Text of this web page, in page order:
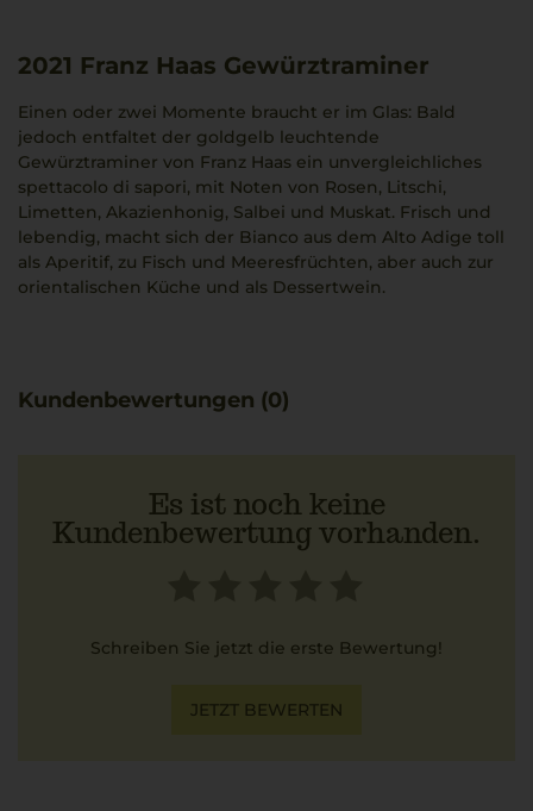
2021 Franz Haas Gewürztraminer
Einen oder zwei Momente braucht er im Glas: Bald
jedoch entfaltet der goldgelb leuchtende
Gewürztraminer von Franz Haas ein unvergleichliches
spettacolo di sapori, mit Noten von Rosen, Litschi,
Limetten, Akazienhonig, Salbei und Muskat. Frisch und
lebendig, macht sich der Bianco aus dem Alto Adige toll
als Aperitif, zu Fisch und Meeresfrüchten, aber auch zur
orientalischen Küche und als Dessertwein.
Kundenbewertungen (0)
Es ist noch keine
Kundenbewertung vorhanden.
Schreiben Sie jetzt die erste Bewertung!
JETZT BEWERTEN